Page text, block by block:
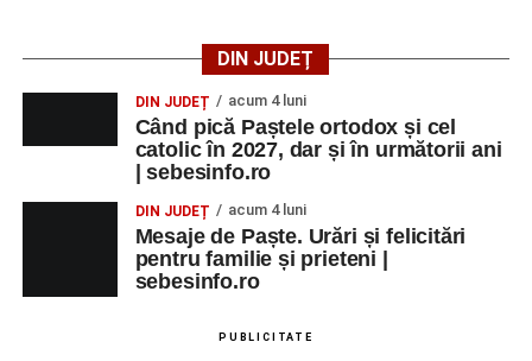
DIN JUDEȚ
DIN JUDEȚ acum 4 luni
Când pică Paștele ortodox și cel
catolic în 2027, dar și în următorii ani
| sebesinfo.ro
DIN JUDEȚ acum 4 luni
Mesaje de Paște. Urări și felicitări
pentru familie și prieteni |
sebesinfo.ro
PUBLICITATE